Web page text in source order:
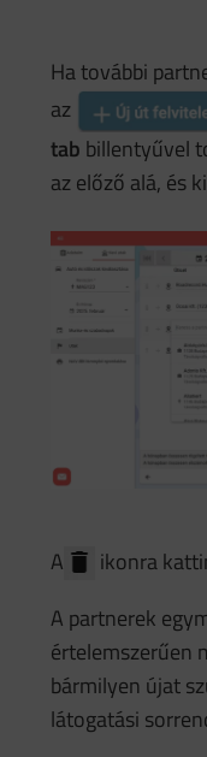
Ha további
az
tab billentyűvel
az előző alá, és
A
ikonra
A partnerek
értelemszerűen
bármilyen újat
látogatási